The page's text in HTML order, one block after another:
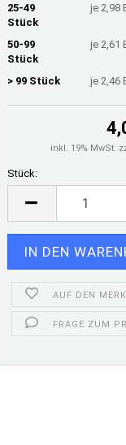
25-49
Stück
je 2,98
50-99
Stück
je 2,61
> 99 Stück je 2,46
inkl. 19% MwSt.
Stück:
Stück
AUF DEN
FRAGE ZUM